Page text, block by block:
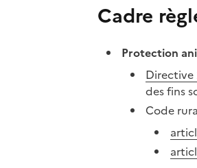
Cadre
Protection
Directive
des fins
Code